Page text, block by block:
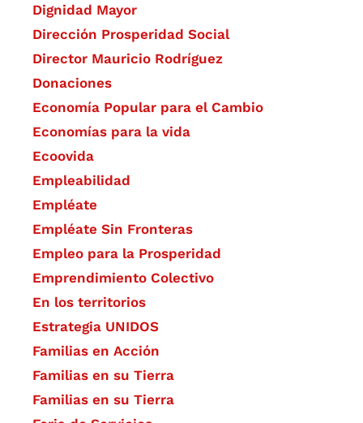
Dignidad Mayor
Dirección Prosperidad Social
Director Mauricio Rodríguez
Donaciones
Economía Popular para el Cambio
Economías para la vida
Ecoovida
Empleabilidad
Empléate
Empléate Sin Fronteras
Empleo para la Prosperidad
Emprendimiento Colectivo
En los territorios
Estrategia UNIDOS
Familias en Acción
Familias en su Tierra
Familias en su Tierra